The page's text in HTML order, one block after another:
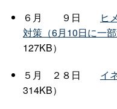
６ 月 ９ 日
ヒ
対策（6月10日に一
127KB）
５ 月 ２８ 日 イ
314KB）